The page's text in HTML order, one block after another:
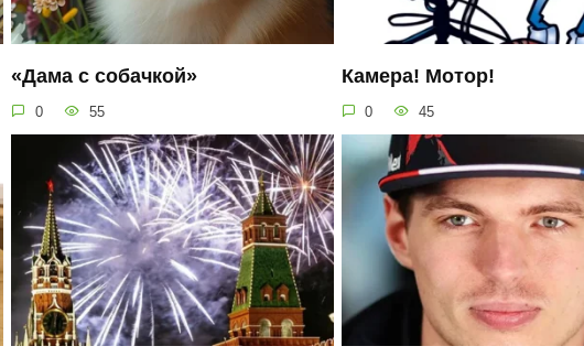
«Дама с собачкой»
0 55
Камера! Мотор!
0 45